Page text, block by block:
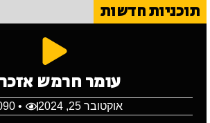
תוכניות חדשות
עומר חרמש
אוקטובר 25, 2024 • 3,090